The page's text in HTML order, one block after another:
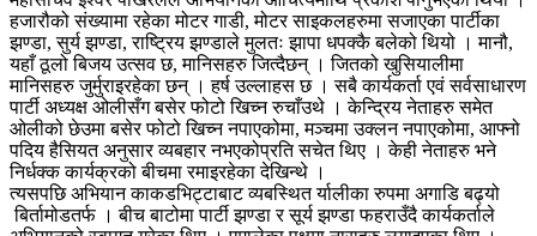
हजारौको संख्यामा रहेका मोटर गाडी, मोटर साइकलहरुमा सजाएका पार्टीका
झण्डा, सुर्य झण्डा, राष्ट्रिय झण्डाले मुलतः झापा धपक्कै बलेको थियो । मानौ,
यहाँ ठूलो बिजय उत्सव छ, मानिसहरु जित्दैछन् । जितको खुसियालीमा
मानिसहरु जुर्मुराइरहेका छन् । हर्ष उल्लाहस छ । सबै कार्यकर्ता एवं सर्वसाधारण
पार्टी अध्यक्ष ओलीसँग बसेर फोटो खिच्न रुचाँउथे । केन्द्रिय नेताहरु समेत
ओलीको छेउमा बसेर फोटो खिच्न नपाएकोमा, मञ्चमा उक्लन नपाएकोमा, आफ्नो
पदिय हैसियत अनुसार व्यबहार नभएकोप्रति सचेत थिए । केही नेताहरु भने
निर्धक्क कार्यक्रको बीचमा रमाइरहेका देखिन्थे ।
त्यसपछि अभियान काकडभिट्टाबाट व्यबस्थित र्यालीका रुपमा अगाडि बढ्यो
बिर्तामोडतर्फ । बीच बाटोमा पार्टी झण्डा र सूर्य झण्डा फहराउँदै कार्यकर्ताले